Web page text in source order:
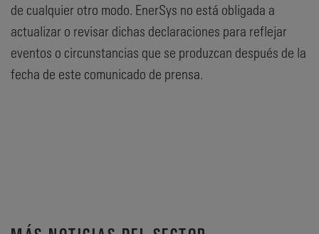
de cualquier otro modo. EnerSys no está obligada a
actualizar o revisar dichas declaraciones para reflejar
eventos o circunstancias que se produzcan después de la
fecha de este comunicado de prensa.